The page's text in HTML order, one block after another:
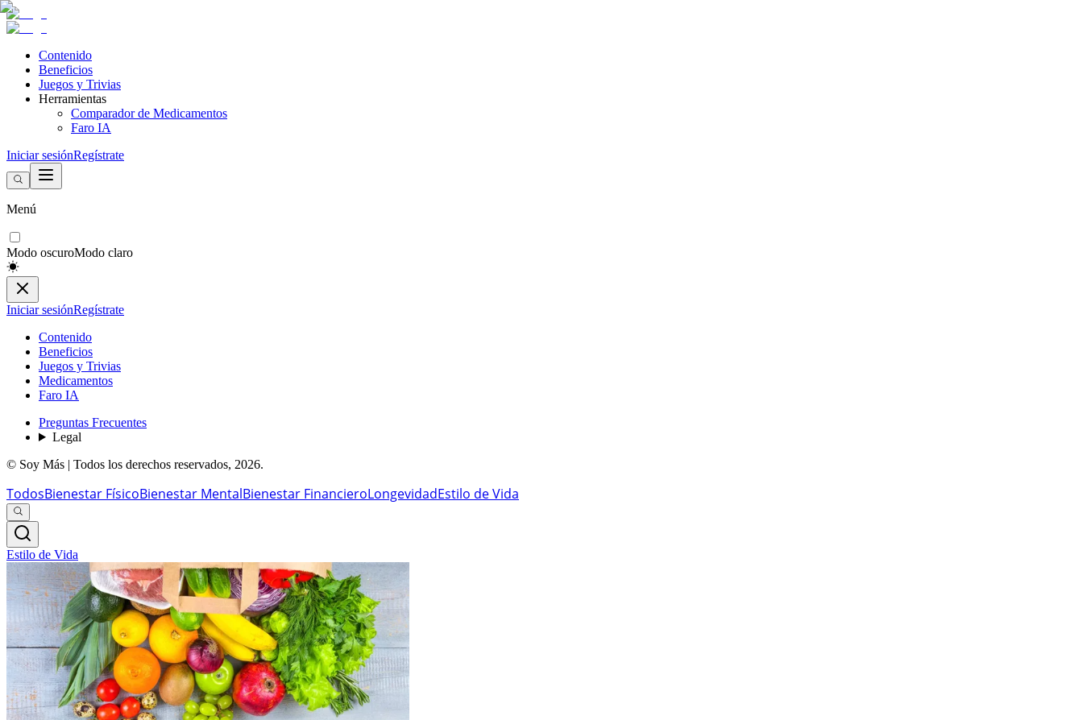
Contenido
Beneficios
Juegos y Trivias
Herramientas
Comparador de Medicamentos
Faro IA
Iniciar sesiónRegístrate
Menú
Modo oscuroModo claro
Iniciar sesiónRegístrate
Contenido
Beneficios
Juegos y Trivias
Medicamentos
Faro IA
Preguntas Frecuentes
Legal
© Soy Más | Todos los derechos reservados, 2026.
TodosBienestar FísicoBienestar MentalBienestar FinancieroLongevidadEstilo de Vida
Estilo de Vida